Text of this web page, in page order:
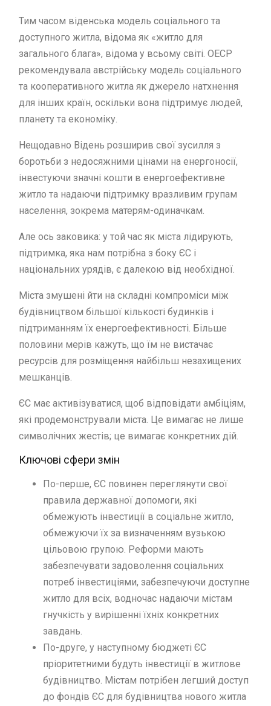
Тим часом віденська модель соціального та
доступного житла, відома як «житло для
загального блага», відома у всьому світі. ОЕСР
рекомендувала австрійську модель соціального
та кооперативного житла як джерело натхнення
для інших країн, оскільки вона підтримує людей,
планету та економіку.
Нещодавно Відень розширив свої зусилля з
боротьби з недосяжними цінами на енергоносії,
інвестуючи значні кошти в енергоефективне
житло та надаючи підтримку вразливим групам
населення, зокрема матерям-одиначкам.
Але ось заковика: у той час як міста лідирують,
підтримка, яка нам потрібна з боку ЄС і
національних урядів, є далекою від необхідної.
Міста змушені йти на складні компроміси між
будівництвом більшої кількості будинків і
підтриманням їх енергоефективності. Більше
половини мерів кажуть, що їм не вистачає
ресурсів для розміщення найбільш незахищених
мешканців.
ЄС має активізуватися, щоб відповідати амбіціям,
які продемонстрували міста. Це вимагає не лише
символічних жестів; це вимагає конкретних дій.
Ключові сфери змін
По-перше, ЄС повинен переглянути свої
правила державної допомоги, які
обмежують інвестиції в соціальне житло,
обмежуючи їх за визначенням вузькою
цільовою групою. Реформи мають
забезпечувати задоволення соціальних
потреб інвестиціями, забезпечуючи доступне
житло для всіх, водночас надаючи містам
гнучкість у вирішенні їхніх конкретних
завдань.
По-друге, у наступному бюджеті ЄС
пріоритетними будуть інвестиції в житлове
будівництво. Містам потрібен легший доступ
до фондів ЄС для будівництва нового житла